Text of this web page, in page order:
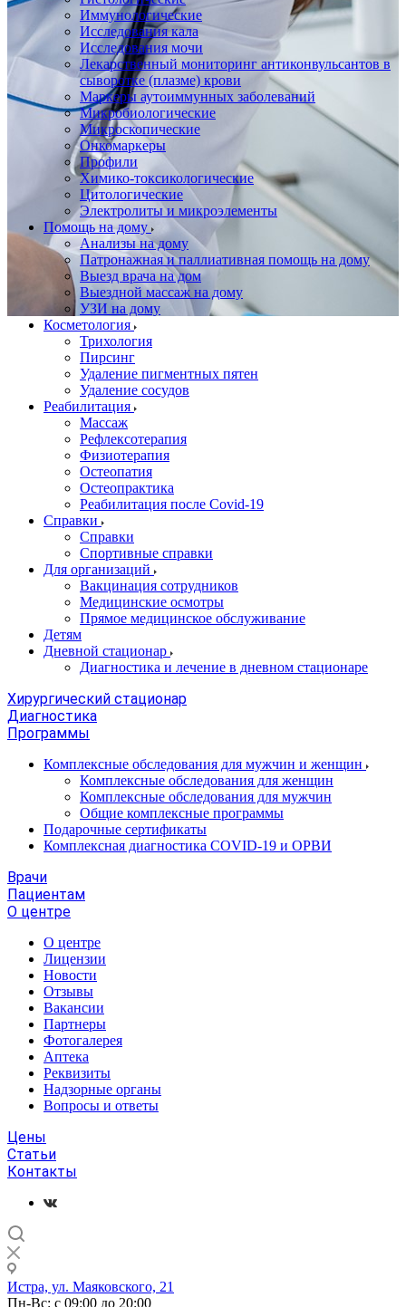
Иммунологические
Исследования кала
Исследования мочи
Лекарственный мониторинг антиконвульсантов в
сыворотке (плазме) крови
Маркеры аутоиммунных заболеваний
Микробиологические
Микроскопические
Онкомаркеры
Профили
Химико-токсикологические
Цитологические
Электролиты и микроэлементы
Помощь на дому
Анализы на дому
Патронажная и паллиативная помощь на дому
Выезд врача на дом
Выездной массаж на дому
УЗИ на дому
Косметология
Трихология
Пирсинг
Удаление пигментных пятен
Удаление сосудов
Реабилитация
Массаж
Рефлексотерапия
Физиотерапия
Остеопатия
Остеопрактика
Реабилитация после Covid-19
Справки
Справки
Спортивные справки
Для организаций
Вакцинация сотрудников
Медицинские осмотры
Прямое медицинское обслуживание
Детям
Дневной стационар
Диагностика и лечение в дневном стационаре
Хирургический стационар
Диагностика
Программы
Комплексные обследования для мужчин и женщин
Комплексные обследования для женщин
Комплексные обследования для мужчин
Общие комплексные программы
Подарочные сертификаты
Комплексная диагностика COVID-19 и ОРВИ
Врачи
Пациентам
О центре
О центре
Лицензии
Новости
Отзывы
Вакансии
Партнеры
Фотогалерея
Аптека
Реквизиты
Надзорные органы
Вопросы и ответы
Цены
Статьи
Контакты
Истра, ул. Маяковского, 21
Пн-Вс: с 09:00 до 20:00